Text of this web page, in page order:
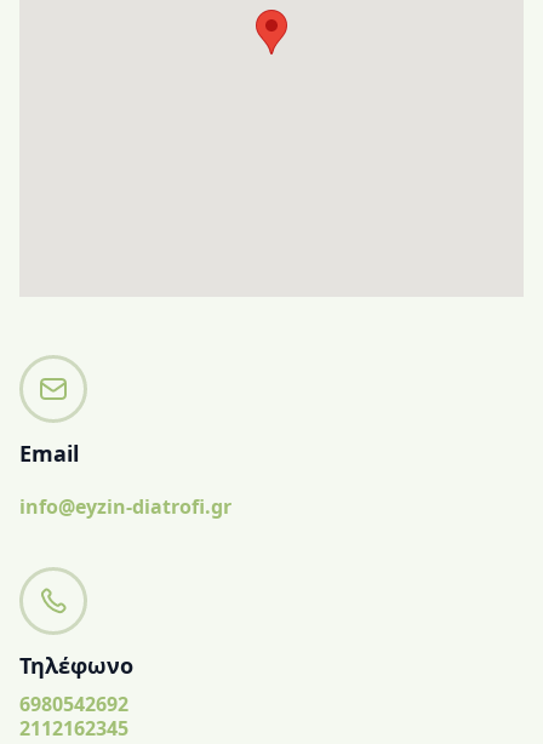
Email
info@eyzin-diatrofi.gr
Τηλέφωνο
6980542692
2112162345